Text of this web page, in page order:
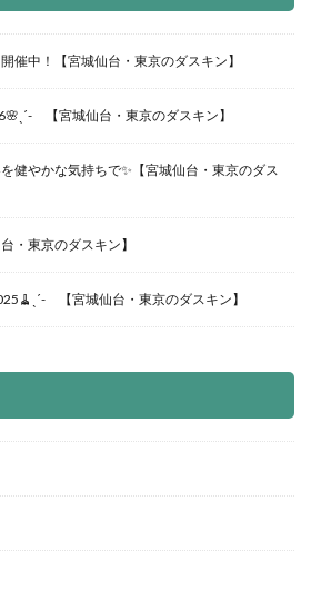
催中！【宮城仙台・東京のダスキン】
【宮城仙台・東京のダスキン】
健やかな気持ちで✨【宮城仙台・東京のダス
・東京のダスキン】
【宮城仙台・東京のダスキン】